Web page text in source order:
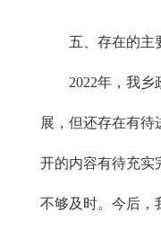
五、存在的主
2022年，我
展，但还存在有待
开的内容有待充实
不够及时。今后，